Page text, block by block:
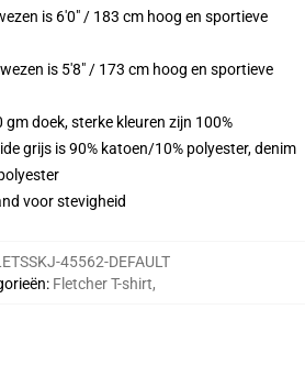
is 6'0" / 183 cm hoog en sportieve
is 5'8" / 173 cm hoog en sportieve
doek, sterke kleuren zijn 100%
grijs is 90% katoen/10% polyester, denim
voor stevigheid
45562-DEFAULT
: Fletcher T-shirt,